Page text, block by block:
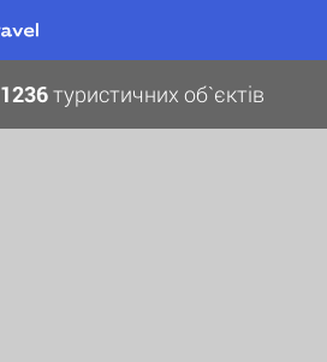
1236туристичних об`єктів